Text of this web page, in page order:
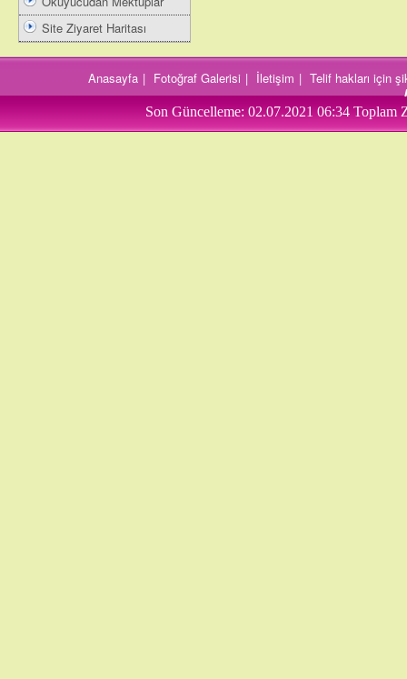
Site Ziyaret Haritası
Anasayfa | Fotoğraf Galerisi | İletişim | Telif hakları için
Son Güncelleme: 02.07.2021 06:34 Toplam